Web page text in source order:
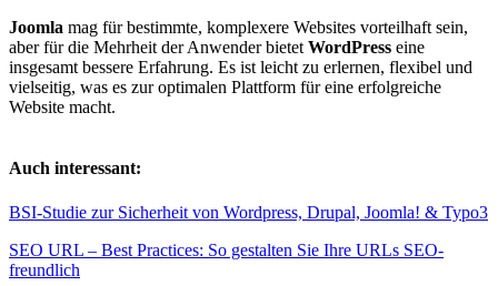
Joomla mag für bestimmte, komplexere Websites vorteilhaft sein,
aber für die Mehrheit der Anwender bietet WordPress eine
insgesamt bessere Erfahrung. Es ist leicht zu erlernen, flexibel und
vielseitig, was es zur optimalen Plattform für eine erfolgreiche
Website macht.
Auch interessant:
BSI-Studie zur Sicherheit von Wordpress, Drupal, Joomla! & Typo3
SEO URL – Best Practices: So gestalten Sie Ihre URLs SEO-
freundlich